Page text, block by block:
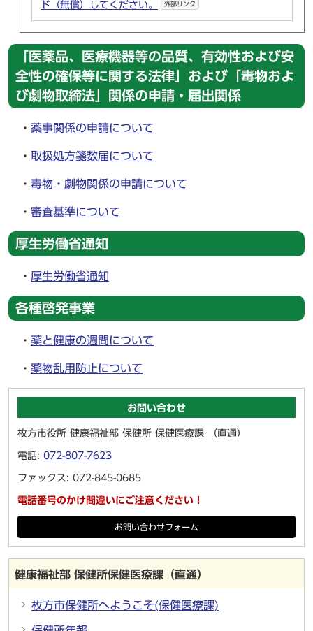
ド（無償）してください。 外部リンク
「医薬品、医療機器等の品質、有効性および安
全性の確保等に関する法律」および「毒物およ
び劇物取締法」関係の申請・届出関係
・ 薬事関係の申請について
・ 取扱処方箋数届について
・ 毒物・劇物関係の申請について
・ 審査基準について
厚生労働省通知
・ 厚生労働省通知
各種啓発事業
・ 薬と健康の週間について
・ 薬物乱用防止について
お問い合わせ
枚方市役所 健康福祉部 保健所 保健医療課 （直通）
電話: 072-807-7623
ファックス: 072-845-0685
電話番号のかけ間違いにご注意ください！
お問い合わせフォーム
健康福祉部 保健所保健医療課（直通）
枚方市保健所へようこそ(保健医療課)